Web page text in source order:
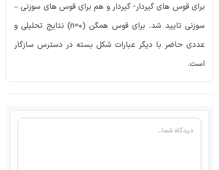
برای قوس های گیردار- گیردار و هم برای قوس های سوزنی –
سوزنی تایید شد. برای قوس همگن (n=0) نتایج تحلیلی و
عددی حاضر با دیگر عبارات شکل بسته در دسترس سازگار
است.